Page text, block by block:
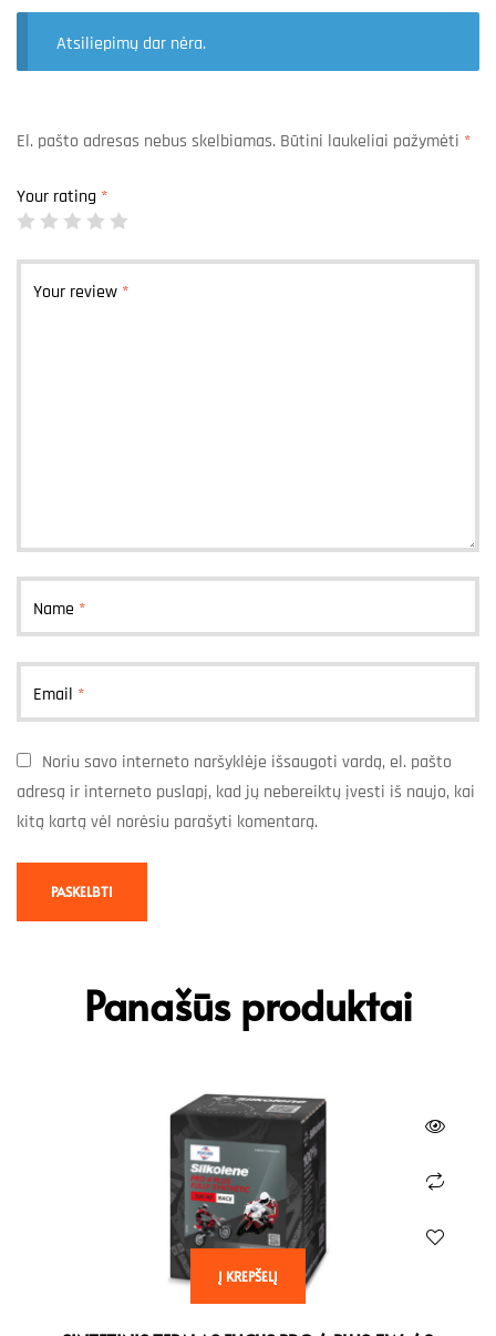
Atsiliepimų dar nėra.
El. pašto adresas nebus skelbiamas. Būtini laukeliai pažymėti *
Your rating *
Your review *
Name *
Email *
Noriu savo interneto naršyklėje išsaugoti vardą, el. pašto
adresą ir interneto puslapį, kad jų nebereiktų įvesti iš naujo, kai
kitą kartą vėl norėsiu parašyti komentarą.
Panašūs produktai
Į KREPŠELĮ